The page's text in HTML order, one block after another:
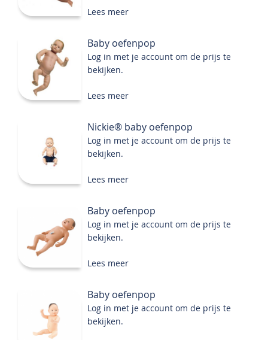
Lees meer
Baby oefenpop
Log in met je account om de prijs te
bekijken.
Lees meer
Nickie® baby oefenpop
Log in met je account om de prijs te
bekijken.
Lees meer
Baby oefenpop
Log in met je account om de prijs te
bekijken.
Lees meer
Baby oefenpop
Log in met je account om de prijs te
bekijken.